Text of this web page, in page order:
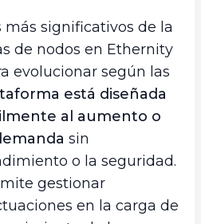
más significativos de la
de nodos en Ethernity
evolucionar según las
está diseñada
al aumento o
sin
o la seguridad.
gestionar
en la carga de